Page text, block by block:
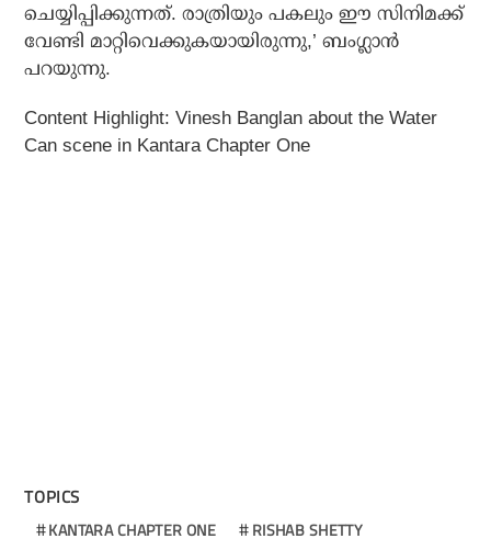
ചെയ്യിപ്പിക്കുന്നത്. രാത്രിയും പകലും ഈ സിനിമക്ക്
വേണ്ടി മാറ്റിവെക്കുകയായിരുന്നു,’ ബംഗ്ലാന്‍
പറയുന്നു.
Content Highlight: Vinesh Banglan about the Water
Can scene in Kantara Chapter One
TOPICS
KANTARA CHAPTER ONE RISHAB SHETTY